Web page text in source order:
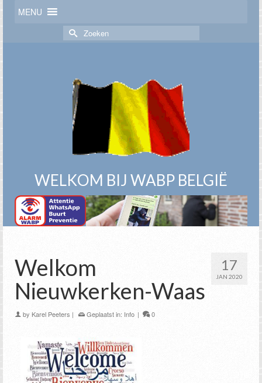
MENU
Zoek
naar:
WELKOM BIJ WABP BELGIË
17
JAN 2020
Welkom
Nieuwkerken-Waas
by Karel Peeters | Geplaatst in: Info | 0